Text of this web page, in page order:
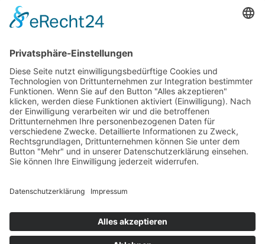
Geburtsbeihilfe
Job-Ticket
BildungsangeboteAlle Angebote Berufsorientierung
Berufsvorbereitung Sozialarbeit Integrationskurse Weiterbildung
Adolf-Kolping-Berufsschule
Hotels & Jugendwohnen Jugendwohnen bei Kolping
Ausbildungshotel St. Theresia Jugendwohnen Entenbachstraße
Innsbrucker Ring Das Ernstl
Dienstleistungen Catering Landschaftsbau Raumvermietung
KarriereArbeitgeberleistungen Offene Stellen Praktikum Soziale
Arbeit kolping.jobs
Über uns Unternehmen Vorstand und Verwaltungsrat Qualität und
Anspruch Partner und Auftraggeber Intranet
Adolf-Kolping-Straße 1 80336 München
57 99
info@kolpingmuenchen.de
Allgemein
Kontakt Impressum Datenschutz
nach DSGVO